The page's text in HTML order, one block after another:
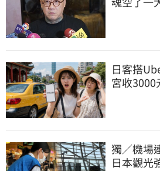
日客搭
宮收3000
獨／機場
日本觀光